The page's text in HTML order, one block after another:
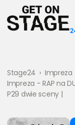
Stage24 › Impreza
Impreza - RAP na
P29 dwie sceny |